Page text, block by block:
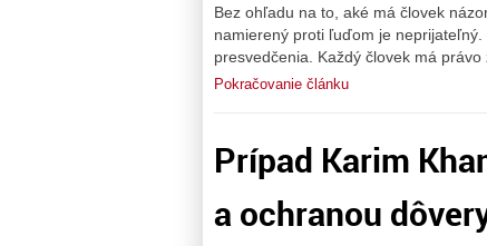
Bez ohľadu na to, aké má človek
namierený proti ľuďom je
presvedčenia. Každý človek má
Pokračovanie článku
Prípad Karim
a ochranou